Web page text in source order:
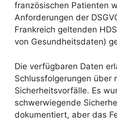
französischen Patienten
Anforderungen der
Frankreich geltenden
von Gesundheitsdaten)
Die verfügbaren Daten
Schlussfolgerungen über
Sicherheitsvorfälle. Es
schwerwiegende
dokumentiert, aber das